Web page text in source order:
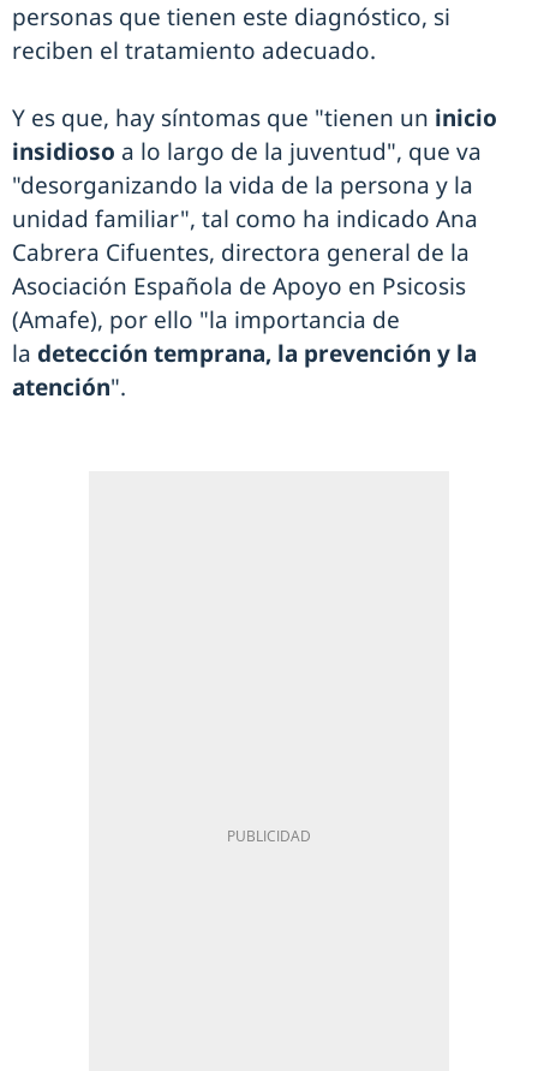
personas que tienen este diagnóstico, si
reciben el tratamiento adecuado.
Y es que, hay síntomas que "tienen un inicio
insidioso a lo largo de la juventud", que va
"desorganizando la vida de la persona y la
unidad familiar", tal como ha indicado Ana
Cabrera Cifuentes, directora general de la
Asociación Española de Apoyo en Psicosis
(Amafe), por ello "la importancia de
la detección temprana, la prevención y la
atención".